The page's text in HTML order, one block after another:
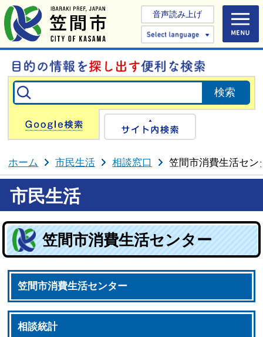
音声読み上げ
Select
Google検索
ホーム 市民生活 相談窓口 笠間市消費生活セン
市民生活
笠間市消費生活センター
笠間市消費生活センター
相談統計